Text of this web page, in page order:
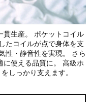
貫生産。 ポケットコイル
たコイルが点で身体を支
性・静音性を実現。 さら
に使える品質に。 高級ホ
しっかり支えます。